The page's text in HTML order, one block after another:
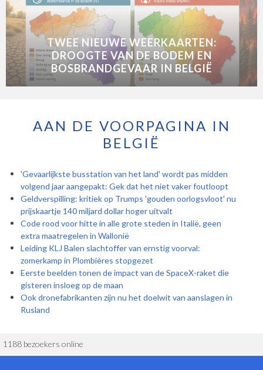
TWEE NIEUWE WEERKAARTEN:
DROOGTE VAN DE BODEM EN
BOSBRANDGEVAAR IN BELGIË
AAN DE VOORPAGINA IN
BELGIË
'Gevaarlijkste busstation van het land' wordt pas midden
volgend jaar aangepakt: Gek dat het niet vaker foutloopt
Geldverspilling: kritiek op Trumps 'gouden oorlogsvloot' nu
prijskaartje 140 miljard dollar hoger uitvalt
Code rood voor hitte in alle grote steden in Italië, geen
extra maatregelen in Wallonië
Leiding KLJ Balen slachtoffer van ernstig voorval:
zomerkamp in Plombières stopgezet
Eerste beelden tonen de impact van de SpaceX-raket die
gisteren insloeg op de maan
Ook dronefabrikanten zijn nu het doelwit van aanslagen in
Rusland
1188 bezoekers online